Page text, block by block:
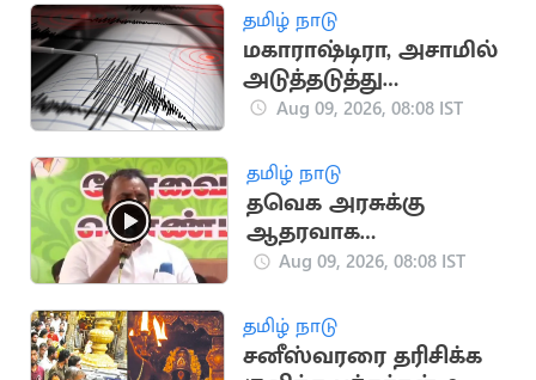
தமிழ் நாடு
மகாராஷ்டிரா, அசாமில்
அடுத்தடுத்து
நிலநடுக்கம்.. மக்கள்
Aug 09, 2026, 08:08 IST
தமிழ் நாடு
தவெக அரசுக்கு
ஆதரவாக
வாக்களித்தது ஏன்?
Aug 09, 2026, 08:08 IST
தமிழ் நாடு
சனீஸ்வரரை தரிசிக்க